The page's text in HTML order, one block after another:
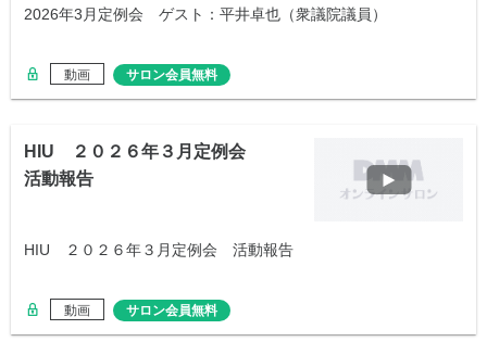
2026年3月定例会 ゲスト：平井卓也（衆議院議員）
動画 サロン会員無料
HIU ２０２６年３月定例会
活動報告
HIU ２０２６年３月定例会 活動報告
動画 サロン会員無料